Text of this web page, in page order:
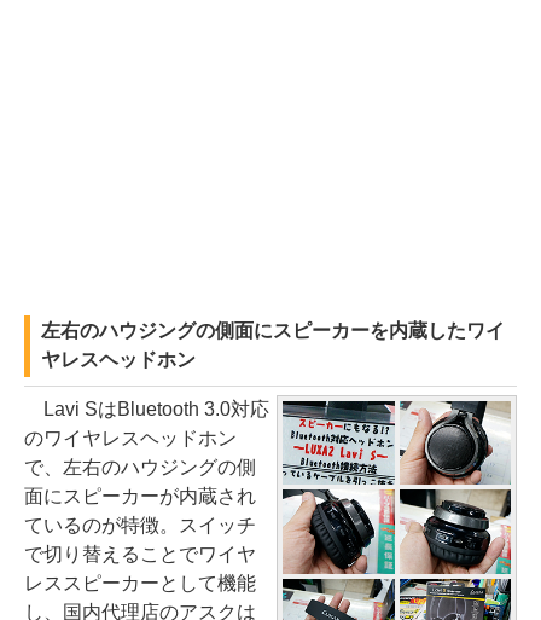
左右のハウジングの側面にスピーカーを内蔵したワイ
ヤレスヘッドホン
Lavi SはBluetooth 3.0対応
のワイヤレスヘッドホン
で、左右のハウジングの側
面にスピーカーが内蔵され
ているのが特徴。スイッチ
で切り替えることでワイヤ
レススピーカーとして機能
し、国内代理店のアスクは